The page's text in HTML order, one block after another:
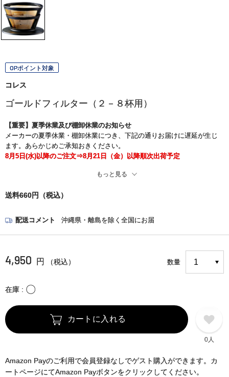
OPポイント対象
コレス
ゴールドフィルター（２－８杯用）
【重要】夏季休業及び棚卸休業のお知らせ
メーカーの夏季休業・棚卸休業につき、下記の通りお届けに遅延が生じ
ます。あらかじめご承知おきください。
8月5日(水)以降のご注文⇒8月21日（金）以降順次出荷予定
※また、現在、一部の地域でお荷物のお届け中止と遅れが生じておりま
お客さまには大変ご迷惑をお掛けいたしますが、何卒ご了承くださいま
＜詳細はこちら＞
もっと見る
送料660円（税込）
配送コメント 沖縄県・離島を除く全国にお届
4,950 円 （税込） 数量
在庫 〇
カートに入れる
0人
Amazon Payのご利用で会員登録なしでゲスト購入ができます。カ
ートページにてAmazon Payボタンをクリックしてください。